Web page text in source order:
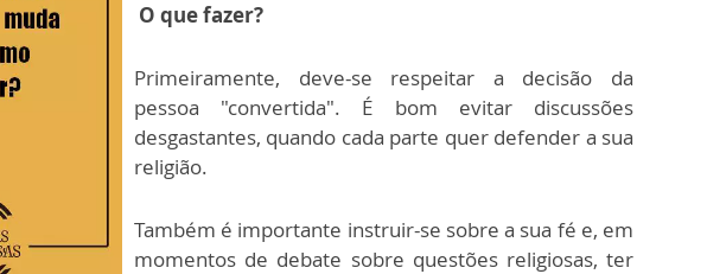
O que fazer?
Primeiramente, deve-se respeitar a decisão da
pessoa "convertida". É bom evitar discussões
desgastantes, quando cada parte quer defender a sua
religião.
Também é importante instruir-se sobre a sua fé e, em
momentos de debate sobre questões religiosas, ter